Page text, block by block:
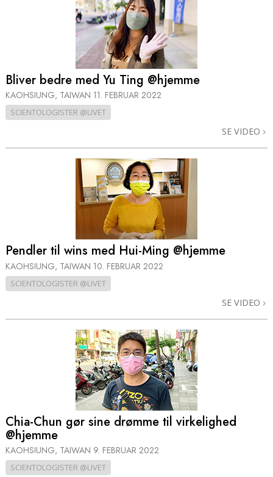
Bliver bedre med Yu Ting @hjemme
KAOHSIUNG, TAIWAN 11. FEBRUAR 2022
SCIENTOLOGISTER @LIVET
SE VIDEO
Pendler til wins med Hui-Ming @hjemme
KAOHSIUNG, TAIWAN 10. FEBRUAR 2022
SCIENTOLOGISTER @LIVET
SE VIDEO
Chia-Chun gør sine drømme til virkelighed
@hjemme
KAOHSIUNG, TAIWAN 9. FEBRUAR 2022
SCIENTOLOGISTER @LIVET